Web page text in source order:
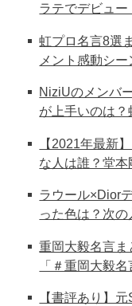
ラテでデビュ
虹プロ名言8選
メント感動シー
NiziUのメンバ
が上手いのは
【2021年最新
な人は誰？堂本
ラウール×Dior
った色は？次
重岡大毅名言
「＃重岡大毅名
【書評あり】